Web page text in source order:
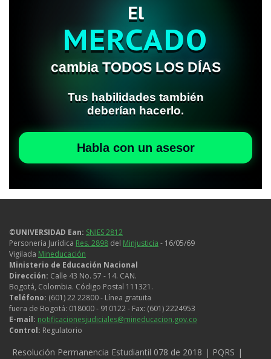
El
MERCADO
cambia TODOS LOS DÍAS
Tus habilidades también
deberían hacerlo.
Habla con un asesor
©UNIVERSIDAD Ean: SNIES 2812
Personería Jurídica Res. 2898 del Minjusticia - 16/05/69
Vigilada Mineducación
Ministerio de Educación Nacional
Dirección: Calle 43 No. 57 - 14. CAN.
Bogotá, Colombia. Código Postal 111321.
Teléfono: (601) 22 22800 - Línea gratuita
fuera de Bogotá: 018000 - 910122 - Fax: (601) 2224953
E-mail: notificacionesjudiciales@mineducacion.gov.co
Control: Regulatorio
Legales
Resolución Permanencia Estudiantil 078 de 2018
PQRS